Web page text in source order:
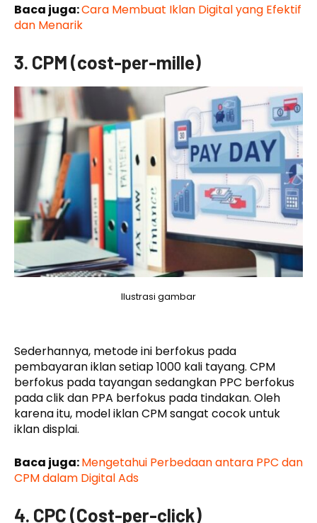
Baca juga:Cara Membuat Iklan Digital yang Efektif
dan Menarik
3. CPM (cost-per-mille)
Ilustrasi gambar
Sederhannya, metode ini berfokus pada
pembayaran iklan setiap 1000 kali tayang. CPM
berfokus pada tayangan sedangkan PPC berfokus
pada clik dan PPA berfokus pada tindakan. Oleh
karena itu, model iklan CPM sangat cocok untuk
iklan displai.
Baca juga:Mengetahui Perbedaan antara PPC dan
CPM dalam Digital Ads
4. CPC (Cost-per-click)